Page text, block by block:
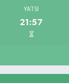
YATSI
21:57